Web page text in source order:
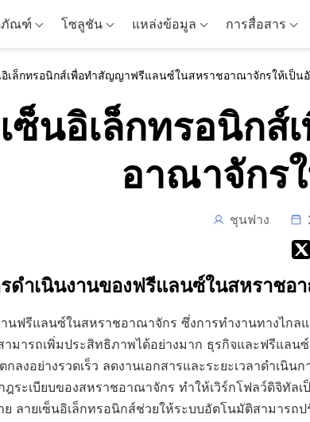
ภัณฑ์ โซลูชัน แหล่งข้อมูล การสื่อสาร
เล็กทรอนิกส์เพื่อทำสัญญาฟรีแลนซ์ในสหราชอาณาจักรให้เป็น
ซ็นอิเล็กทรอนิก
อาณาจักร
ชุนฟาง
ดำเนินงานของฟรีแลนซ์ในสหราชอ
นฟรีแลนซ์ในสหราชอาณาจักร ซึ่งการทำงานทางไกล
ารถเพิ่มประสิทธิภาพได้อย่างมาก ธุรกิจและฟรีแลน
ลงอย่างรวดเร็ว ลดงานเอกสารและระยะเวลาดำเนิน
ระเบียบของสหราชอาณาจักร ทำให้เวิร์กโฟลว์ดิจิทัลเ
ลายเซ็นอิเล็กทรอนิกส์ช่วยให้ระบบอัตโนมัติสามารถ